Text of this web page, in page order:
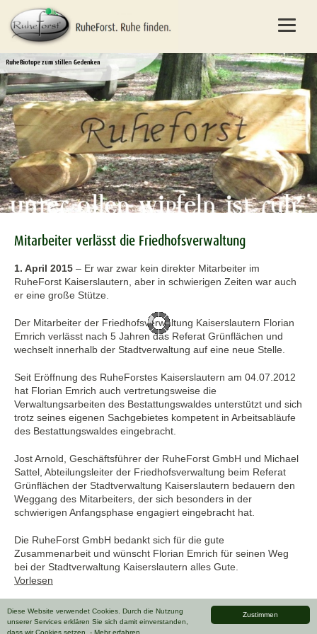
Zustimmen
Diese Website verwendet Cookies. Durch die Nutzung
unserer Services erklären Sie sich damit einverstanden,
dass wir Cookies setzen. - Mehr erfahren
Mitarbeiter verlässt die Friedhofsverwaltung
1. April 2015 – Er war zwar kein direkter Mitarbeiter im
RuheForst Kaiserslautern, aber in schwierigen Zeiten war auch
er eine große Stütze.
Der Mitarbeiter der Friedhofsverwaltung Kaiserslautern Florian
Emrich verlässt nach 5 Jahren das Referat Grünflächen und
wechselt innerhalb der Stadtverwaltung auf eine neue Stelle.
Seit Eröffnung des RuheForstes Kaiserslautern am 04.07.2012
hat Florian Emrich auch vertretungsweise die
Verwaltungsarbeiten des Bestattungswaldes unterstützt und sich
trotz seines eigenen Sachgebietes kompetent in Arbeitsabläufe
des Bestattungswaldes eingebracht.
Jost Arnold, Geschäftsführer der RuheForst GmbH und Michael
Sattel, Abteilungsleiter der Friedhofsverwaltung beim Referat
Grünflächen der Stadtverwaltung Kaiserslautern bedauern den
Weggang des Mitarbeiters, der sich besonders in der
schwierigen Anfangsphase engagiert eingebracht hat.
Die RuheForst GmbH bedankt sich für die gute
Zusammenarbeit und wünscht Florian Emrich für seinen Weg
bei der Stadtverwaltung Kaiserslautern alles Gute.
Vorlesen